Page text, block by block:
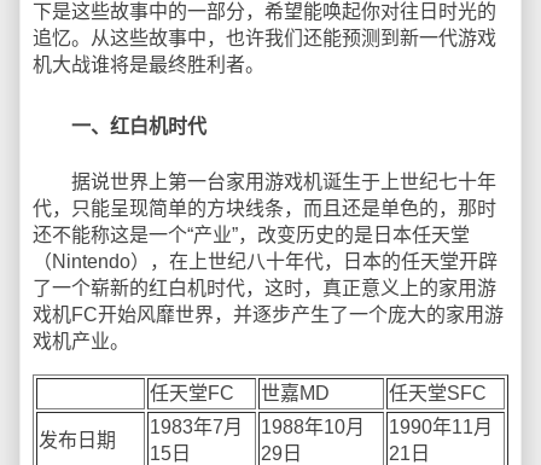
下是这些故事中的一部分，希望能唤起你对往日时光的
追忆。从这些故事中，也许我们还能预测到新一代游戏
机大战谁将是最终胜利者。
一、红白机时代
据说世界上第一台家用游戏机诞生于上世纪七十年
代，只能呈现简单的方块线条，而且还是单色的，那时
还不能称这是一个“产业”，改变历史的是日本任天堂
（Nintendo），在上世纪八十年代，日本的任天堂开辟
了一个崭新的红白机时代，这时，真正意义上的家用游
戏机FC开始风靡世界，并逐步产生了一个庞大的家用游
戏机产业。
任天堂FC 世嘉MD 任天堂SFC
发布日期
1983年7月
15日
1988年10月
29日
1990年11月
21日